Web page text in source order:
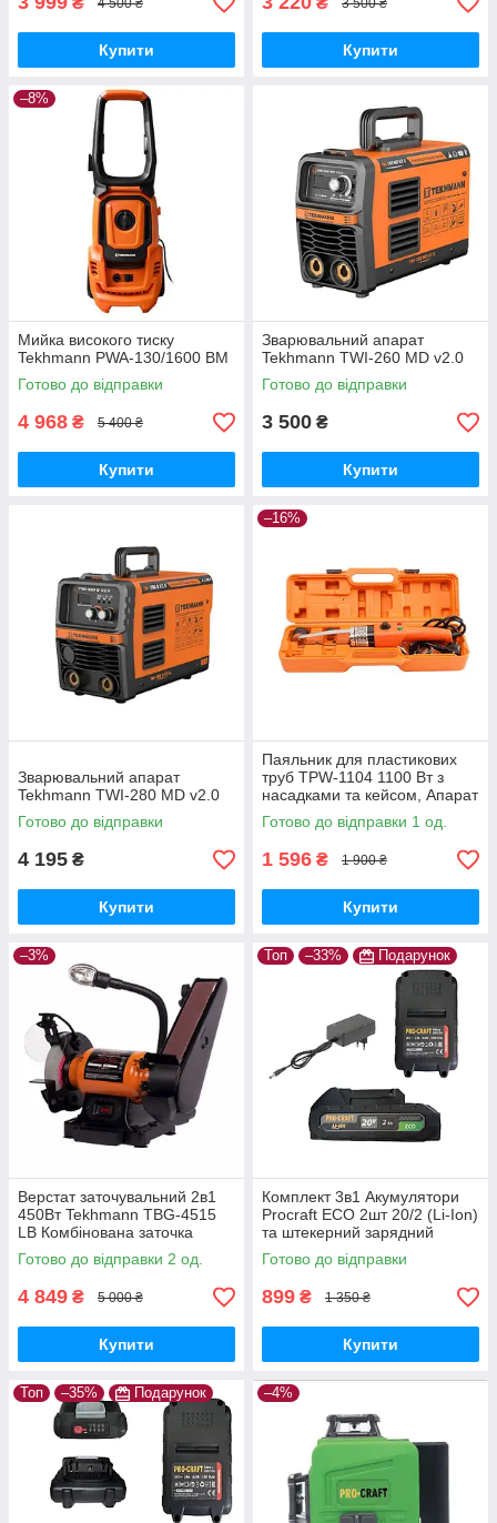
Купити Купити
–8%
Мийка високого тиску
Tekhmann PWA-130/1600 BM
Готово до відправки
4 968 ₴ 5 400 ₴
Купити
Зварювальний апарат
Tekhmann TWI-260 MD v2.0
Готово до відправки
3 500 ₴
Купити
Зварювальний апарат
Tekhmann TWI-280 MD v2.0
Готово до відправки
4 195 ₴
Купити
–16%
Паяльник для пластикових
труб TPW-1104 1100 Вт з
насадками та кейсом, Апарат
для зварювання пластикових
труб
Готово до відправки 1 од.
1 596 ₴ 1 900 ₴
Купити
–3%
Верстат заточувальний 2в1
450Вт Tekhmann TBG-4515
LВ Комбінована заточка
Техман Абразивний круг
150мм Стрічка 50мм
Готово до відправки 2 од.
4 849 ₴ 5 000 ₴
Купити
Топ –33% Подарунок
Комплект 3в1 Акумулятори
Procraft ECO 2шт 20/2 (Li-Ion)
та штекерний зарядний
пристрій 20В/1А
Готово до відправки
899 ₴ 1 350 ₴
Купити
Топ –35% Подарунок –4%